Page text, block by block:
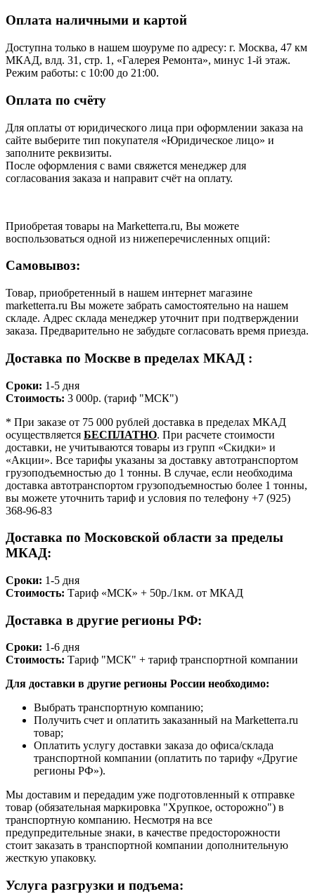
Оплата наличными и картой
Доступна только в нашем шоуруме по адресу: г. Москва, 47 км
МКАД, влд. 31, стр. 1, «Галерея Ремонта», минус 1‑й этаж.
Режим работы: с 10:00 до 21:00.
Оплата по счёту
Для оплаты от юридического лица при оформлении заказа на
сайте выберите тип покупателя «Юридическое лицо» и
заполните реквизиты.
После оформления с вами свяжется менеджер для
согласования заказа и направит счёт на оплату.
Приобретая товары на Marketterra.ru, Вы можете
воспользоваться одной из нижеперечисленных опций:
Самовывоз:
Товар, приобретенный в нашем интернет магазине
marketterra.ru Вы можете забрать самостоятельно на нашем
складе. Адрес склада менеджер уточнит при подтверждении
заказа. Предварительно не забудьте согласовать время приезда.
Доставка по Москве в пределах МКАД :
Сроки: 1-5 дня
Стоимость: 3 000р. (тариф "МСК")
* При заказе от 75 000 рублей доставка в пределах МКАД
осуществляется БЕСПЛАТНО. При расчете стоимости
доставки, не учитываются товары из групп «Скидки» и
«Акции». Все тарифы указаны за доставку автотранспортом
грузоподъемностью до 1 тонны. В случае, если необходима
доставка автотранспортом грузоподъемностью более 1 тонны,
вы можете уточнить тариф и условия по телефону +7 (925)
368-96-83
Доставка по Московской области за пределы
МКАД:
Сроки: 1-5 дня
Стоимость: Тариф «МСК» + 50р./1км. от МКАД
Доставка в другие регионы РФ:
Сроки: 1-6 дня
Стоимость: Тариф "МСК" + тариф транспортной компании
Для доставки в другие регионы России необходимо:
Выбрать транспортную компанию;
Получить счет и оплатить заказанный на Marketterra.ru
товар;
Оплатить услугу доставки заказа до офиса/склада
транспортной компании (оплатить по тарифу «Другие
регионы РФ»).
Мы доставим и передадим уже подготовленный к отправке
товар (обязательная маркировка "Хрупкое, осторожно") в
транспортную компанию. Несмотря на все
предупредительные знаки, в качестве предосторожности
стоит заказать в транспортной компании дополнительную
жесткую упаковку.
Услуга разгрузки и подъема: